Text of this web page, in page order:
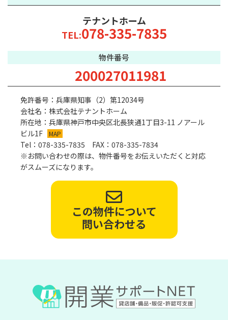
テナントホーム
TEL:078-335-7835
物件番号
200027011981
免許番号：兵庫県知事（2）第12034号
会社名：株式会社テナントホーム
所在地：兵庫県神戸市中央区北長狭通1丁目3-11 ノアール
ビル1F
MAP
Tel：078-335-7835 FAX：078-335-7834
※お問い合わせの際は、物件番号をお伝えいただくと対応
がスムーズになります。
この物件について
問い合わせる